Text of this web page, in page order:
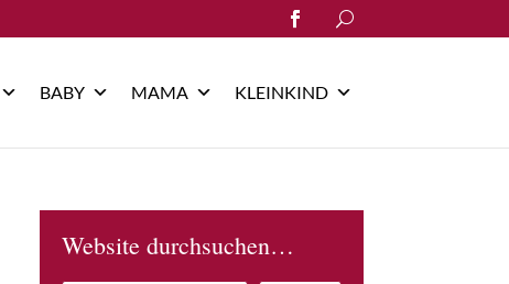
Search
for:
BABY MAMA KLEINKIND
Website durchsuchen…